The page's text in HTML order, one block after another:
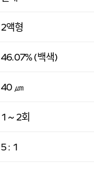
2액형
46.07% (백색)
40 ㎛
1 ~ 2회
5 : 1